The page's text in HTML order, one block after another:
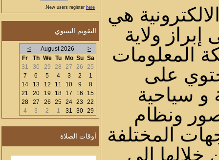
هي
ولاية
المعلومات
على
و سياحية
ونظام
المختلفة
إلى
here
.
التقويم السنوي
<
August 2026
>
Sa
Su
Mo
Tu
We
Th
Fr
25
26
27
28
29
30
31
1
2
3
4
5
6
7
8
9
10
11
12
13
14
15
16
17
18
19
20
21
22
23
24
25
26
27
28
29
30
31
1
2
3
4
أوقات الصلاة